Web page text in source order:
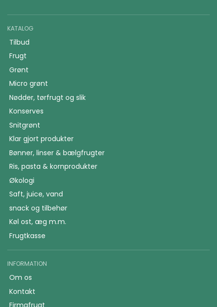
KATALOG
Tilbud
Frugt
Grønt
Micro grønt
Nødder, tørfrugt og slik
Konserves
Snitgrønt
Klar gjort produkter
Bønner, linser & bælgfrugter
Ris, pasta & kornprodukter
Økologi
Saft, juice, vand
snack og tilbehør
Køl ost, æg m.m.
Frugtkasse
INFORMATION
Om os
Kontakt
Firmafrugt